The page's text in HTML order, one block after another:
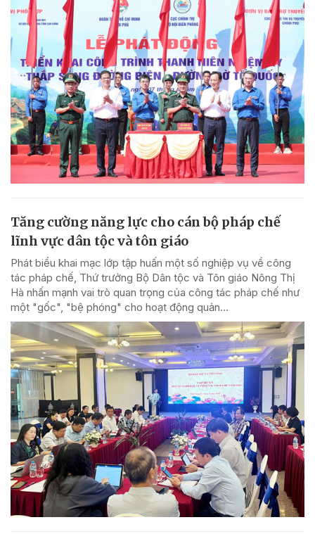
Tăng cường năng lực cho cán bộ pháp chế
lĩnh vực dân tộc và tôn giáo
Phát biểu khai mạc lớp tập huấn một số nghiệp vụ về công
tác pháp chế, Thứ trưởng Bộ Dân tộc và Tôn giáo Nông Thị
Hà nhấn mạnh vai trò quan trọng của công tác pháp chế như
một "gốc", "bệ phóng" cho hoạt động quản...